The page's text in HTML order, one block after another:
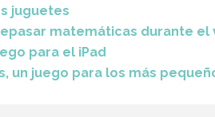
juguetes
matemáticas durante el
para el iPad
un juego para los más